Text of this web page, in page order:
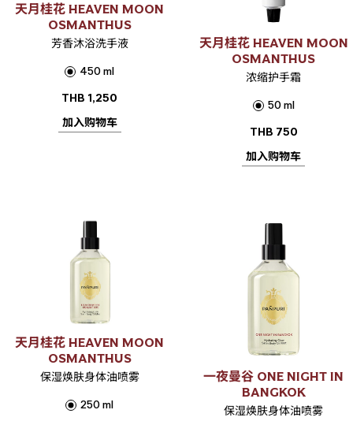
天月桂花 HEAVEN MOON
OSMANTHUS
芳香沐浴洗手液
450 ml
THB 1,250
加入购物车
天月桂花 HEAVEN MOON
OSMANTHUS
浓缩护手霜
50 ml
THB 750
加入购物车
天月桂花 HEAVEN MOON
OSMANTHUS
保湿焕肤身体油喷雾
250 ml
一夜曼谷 ONE NIGHT IN
BANGKOK
保湿焕肤身体油喷雾